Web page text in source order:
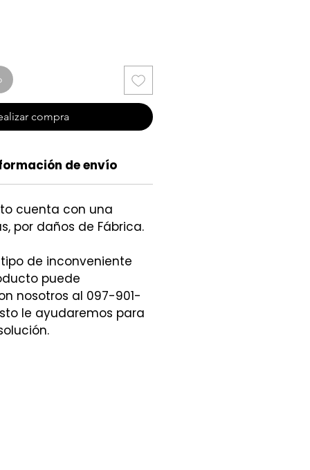
compra
de envío
cuenta con una
por daños de Fábrica.
de inconveniente
puede
nosotros al 097-901-
le ayudaremos para